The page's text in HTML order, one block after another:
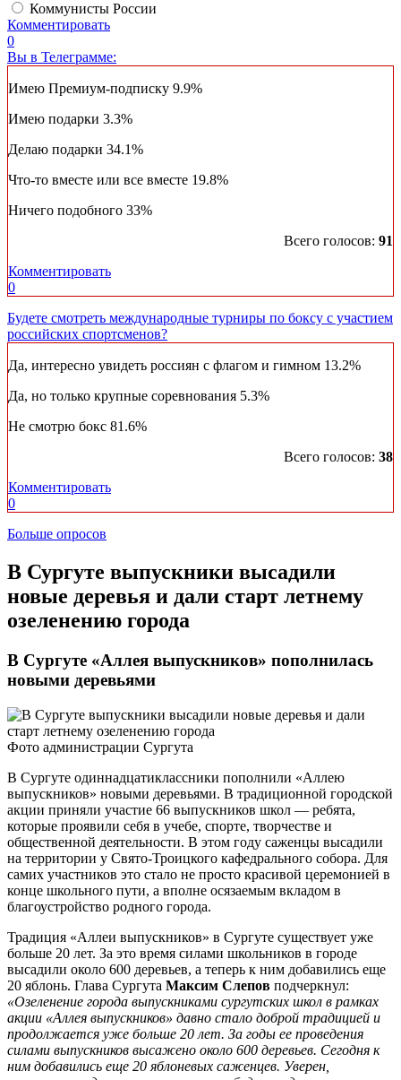
Коммунисты России
Комментировать
0
Вы в Телеграмме:
Имею Премиум-подписку 9.9%
Имею подарки 3.3%
Делаю подарки 34.1%
Что-то вместе или все вместе 19.8%
Ничего подобного 33%
Всего голосов: 91
Комментировать
0
Будете смотреть международные турниры по боксу с участием
российских спортсменов?
Да, интересно увидеть россиян с флагом и гимном 13.2%
Да, но только крупные соревнования 5.3%
Не смотрю бокс 81.6%
Всего голосов: 38
Комментировать
0
Больше опросов
В Сургуте выпускники высадили
новые деревья и дали старт летнему
озеленению города
В Сургуте «Аллея выпускников» пополнилась
новыми деревьями
Фото администрации Сургута
В Сургуте одиннадцатиклассники пополнили «Аллею
выпускников» новыми деревьями. В традиционной городской
акции приняли участие 66 выпускников школ — ребята,
которые проявили себя в учебе, спорте, творчестве и
общественной деятельности. В этом году саженцы высадили
на территории у Свято-Троицкого кафедрального собора. Для
самих участников это стало не просто красивой церемонией в
конце школьного пути, а вполне осязаемым вкладом в
благоустройство родного города.
Традиция «Аллеи выпускников» в Сургуте существует уже
больше 20 лет. За это время силами школьников в городе
высадили около 600 деревьев, а теперь к ним добавились еще
20 яблонь. Глава Сургута Максим Слепов подчеркнул:
«Озеленение города выпускниками сургутских школ в рамках
акции «Аллея выпускников» давно стало доброй традицией и
продолжается уже больше 20 лет. За годы ее проведения
силами выпускников высажено около 600 деревьев. Сегодня к
ним добавились еще 20 яблоневых саженцев. Уверен,